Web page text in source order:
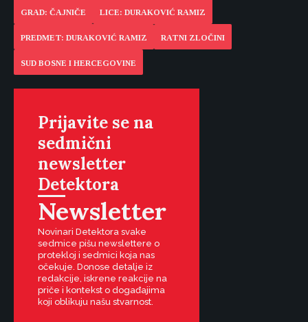
GRAD: ČAJNIČE LICE: DURAKOVIĆ RAMIZ
PREDMET: DURAKOVIĆ RAMIZ RATNI ZLOČINI
SUD BOSNE I HERCEGOVINE
Prijavite se na
sedmični
newsletter
Detektora
Newsletter
Novinari Detektora svake
sedmice pišu newslettere o
protekloj i sedmici koja nas
očekuje. Donose detalje iz
redakcije, iskrene reakcije na
priče i kontekst o događajima
koji oblikuju našu stvarnost.